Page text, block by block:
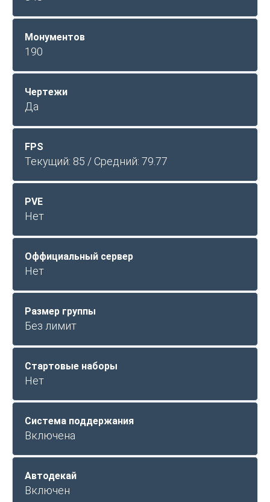
Монументов
190
Чертежи
Да
FPS
Текущий: 85 / Средний: 79.77
PVE
Нет
Оффициальный сервер
Нет
Размер группы
Без лимит
Стартовые наборы
Нет
Система поддержания
Включена
Автодекай
Включен